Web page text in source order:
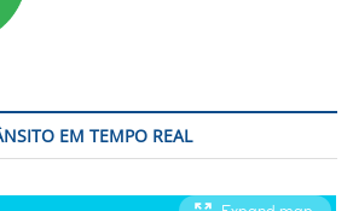
EM TEMPO REAL